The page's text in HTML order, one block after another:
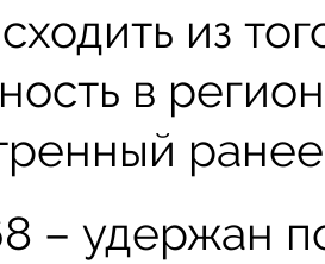
из
в
– удержан